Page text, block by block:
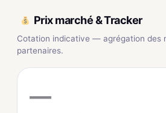
Prix marché & Tracker
Cotation indicative — agrégation des
partenaires.
—